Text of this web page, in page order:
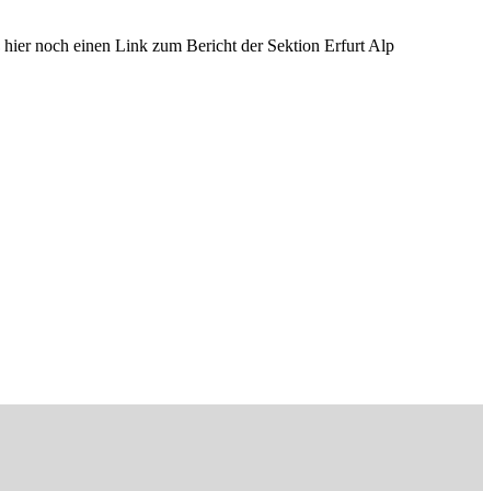
noch einen Link zum Bericht der Sektion Erfurt Alp